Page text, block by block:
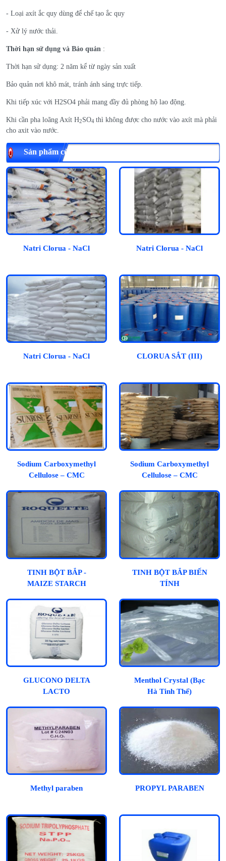
- Loại axít ắc quy dùng để chế tạo ắc quy
- Xử lý nước thải.
Thời hạn sử dụng và Bảo quản :
Thời hạn sử dụng: 2 năm kể từ ngày sản xuất
Bảo quản nơi khô mát, tránh ánh sáng trực tiếp.
Khi tiếp xúc với H2SO4 phải mang đầy đủ phòng hộ lao động.
Khi cần pha loãng Axít H2SO4 thì không được cho nước vào axít mà phải
cho axit vào nước.
Sản phẩm cùng loại
Natri Clorua - NaCl Natri Clorua - NaCl
Natri Clorua - NaCl CLORUA SẮT (III)
Sodium Carboxymethyl
Cellulose – CMC
Sodium Carboxymethyl
Cellulose – CMC
TINH BỘT BẮP -
MAIZE STARCH
TINH BỘT BẮP BIẾN
TÍNH
GLUCONO DELTA
LACTO
Menthol Crystal (Bạc
Hà Tinh Thể)
Methyl paraben PROPYL PARABEN